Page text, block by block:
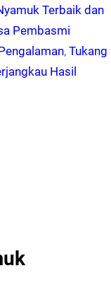
Terbaik dan
Pembasmi
, Tukang
Hasil